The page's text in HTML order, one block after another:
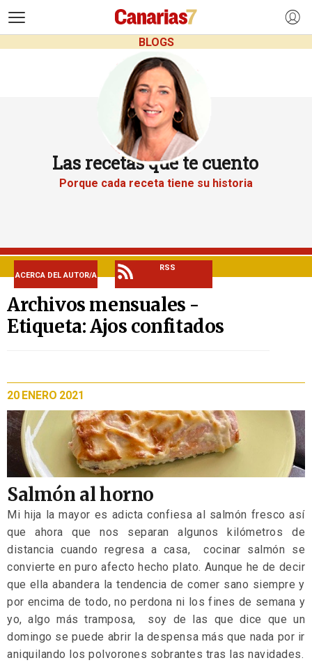
BLOGS
Las recetas que te cuento
Porque cada receta tiene su historia
ACERCA DEL AUTOR/A
RSS
Archivos mensuales -
Etiqueta: Ajos confitados
20 ENERO 2021
Salmón al horno
Mi hija la mayor es adicta confiesa al salmón fresco así
que ahora que nos separan algunos kilómetros de
distancia cuando regresa a casa, cocinar salmón se
convierte en puro afecto hecho plato. Aunque he de decir
que ella abandera la tendencia de comer sano siempre y
por encima de todo, no perdona ni los fines de semana y
yo, algo más tramposa, soy de las que dice que un
domingo se puede abrir la despensa más que nada por ir
aniquilando los polvorones sobrantes tras las navidades.